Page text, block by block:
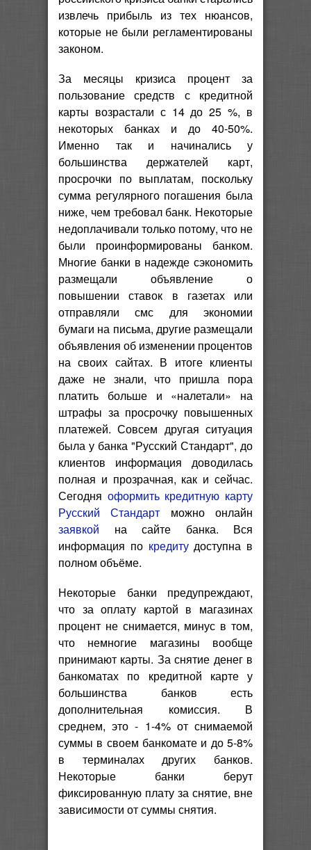
извлечь прибыль из тех нюансов,
которые не были регламентированы
законом.
За месяцы кризиса процент за
пользование средств с кредитной
карты возрастали с 14 до 25 %, в
некоторых банках и до 40-50%.
Именно так и начинались у
большинства держателей карт,
просрочки по выплатам, поскольку
сумма регулярного погашения была
ниже, чем требовал банк. Некоторые
недоплачивали только потому, что не
были проинформированы банком.
Многие банки в надежде сэкономить
размещали объявление о
повышении ставок в газетах или
отправляли смс для экономии
бумаги на письма, другие размещали
объявления об изменении процентов
на своих сайтах. В итоге клиенты
даже не знали, что пришла пора
платить больше и «налетали» на
штрафы за просрочку повышенных
платежей. Совсем другая ситуация
была у банка "Русский Стандарт", до
клиентов информация доводилась
полная и прозрачная, как и сейчас.
Сегодня оформить кредитную карту
Русский Стандарт можно онлайн
заявкой на сайте банка. Вся
информация по кредитудоступна в
полном объёме.
Некоторые банки предупреждают,
что за оплату картой в магазинах
процент не снимается, минус в том,
что немногие магазины вообще
принимают карты. За снятие денег в
банкоматах по кредитной карте у
большинства банков есть
дополнительная комиссия. В
среднем, это - 1-4% от снимаемой
суммы в своем банкомате и до 5-8%
в терминалах других банков.
Некоторые банки берут
фиксированную плату за снятие, вне
зависимости от суммы снятия.